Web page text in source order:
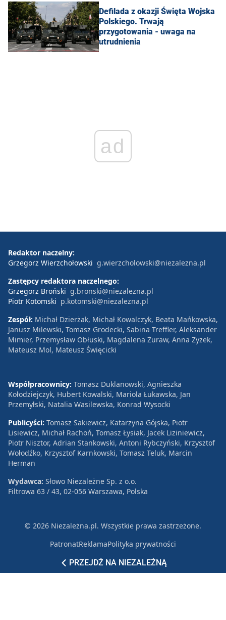
Defilada z okazji Święta Wojska
Polskiego. Trwają
przygotowania - uwaga na
utrudnienia
ad
PRZEJDŹ NA NIEZALEŻNĄ
Redaktor naczelny:
Grzegorz Wierzchołowski g.wierzcholowski@niezalezna.pl
Zastępcy redaktora naczelnego:
Grzegorz Broński g.bronski@niezalezna.pl
Piotr Kotomski p.kotomski@niezalezna.pl
Zespół: Michał Dzierżak, Michał Kowalczyk, Beata Mańkowska,
Janusz Milewski, Tomasz Grodecki, Sabina Treffler, Aleksander
Mimier, Przemysław Obłuski, Magdalena Żuraw, Anna Zyzek,
Mateusz Mol, Mateusz Święcicki
Współpracownicy: Tomasz Duklanowski, Agnieszka
Kołodziejczyk, Hubert Kowalski, Mariola Łukawska, Jan
Przemyłski, Natalia Wasilewska, Konrad Wysocki
Publicyści: Tomasz Sakiewicz, Katarzyna Gójska, Piotr
Lisiewicz, Michał Rachoń, Tomasz Łysiak, Jacek Liziniewicz,
Piotr Nisztor, Adrian Stankowski, Antoni Rybczyński, Krzysztof
Wołodźko, Krzysztof Karnkowski, Tomasz Teluk, Marcin
Herman
Wydawca: Słowo Niezależne Sp. z o.o.
Filtrowa 63 / 43, 02-056 Warszawa, Polska
© 2026 Niezależna.pl. Wszystkie prawa zastrzeżone.
PatronatReklamaPolityka prywatności